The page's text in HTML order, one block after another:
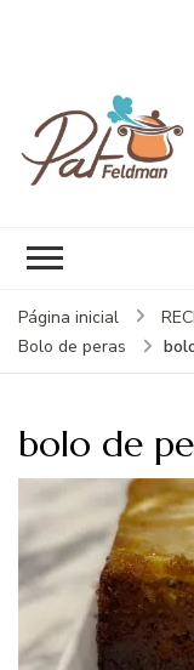
Página inicial
Bolo de peras
bolo de